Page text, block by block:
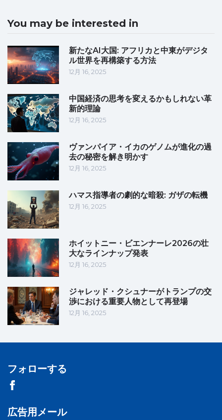
You may be interested in
新たなAI大国: アフリカと中東がデジタ
ル世界を再構築する方法
12月 16, 2025
中国経済の思考を変えるかもしれない革
新的理論
12月 16, 2025
ヴァンパイア・イカのゲノムが進化の過
去の秘密を解き明かす
12月 16, 2025
ハマス指導者の劇的な暗殺: ガザの転機
12月 16, 2025
ホイットニー・ビエンナーレ2026の壮
大なラインナップ発表
12月 16, 2025
ジャレッド・クシュナーがトランプの交
渉における重要人物として再登場
12月 16, 2025
フォローする
広告用メール